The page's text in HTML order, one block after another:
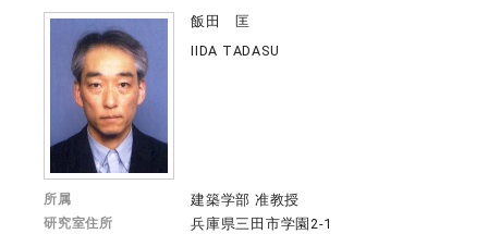
飯田 匡
IIDA TADASU
所属 建築学部 准教授
研究室住所 兵庫県三田市学園2-1